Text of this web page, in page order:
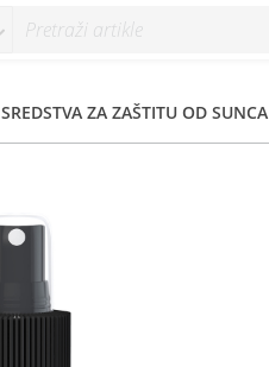
SREDSTVA ZA ZAŠTITU OD SUNCA